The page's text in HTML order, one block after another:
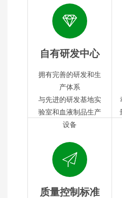
自有研发中心
拥有完善的研发和生
产体系
与先进的研发基地实
验室和血液制品生产
设备
质量控制标准